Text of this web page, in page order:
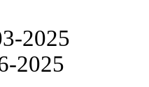
2025
2025